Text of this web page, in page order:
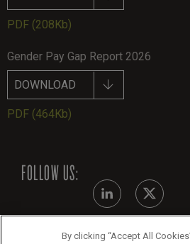
PDF (208Kb)
Gender Pay Gap Report 2026
DOWNLOAD
PDF (464Kb)
FOLLOW US:
By clicking “Accept All